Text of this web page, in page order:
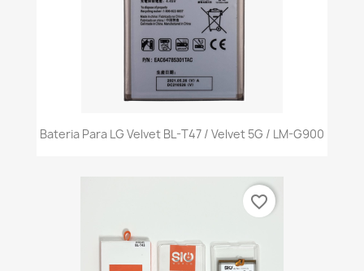
Bateria Para LG Velvet BL-T47 / Velvet 5G / LM-G900
favorite_border